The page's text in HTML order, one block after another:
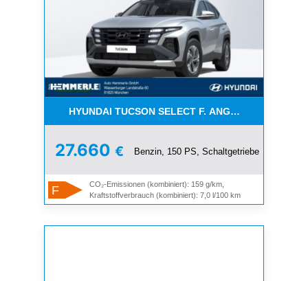
HYUNDAI TUCSON SELECT F. ANGEST. ÖFF.
27.660 € Benzin, 150 PS, Schaltgetriebe
F
CO₂-Emissionen (kombiniert): 159 g/km,
Kraftstoffverbrauch (kombiniert): 7,0 l/100 km